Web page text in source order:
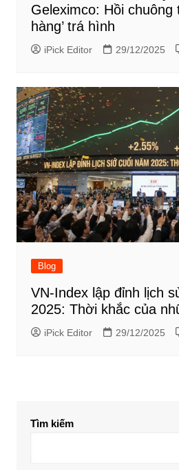
Geleximco: Hồi chuông
hàng’ trá hình
iPick Editor 29/12/2025
Blog
VN-Index lập đỉnh lịch
2025: Thời khắc của
iPick Editor 29/12/2025
Tìm kiếm